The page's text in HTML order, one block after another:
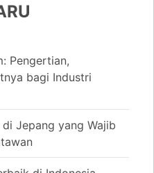
Pengertian,
bagi Industri
Jepang yang Wajib